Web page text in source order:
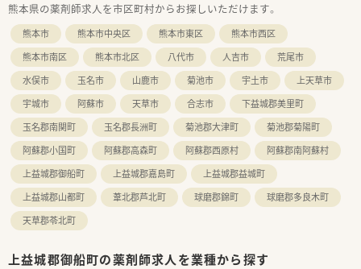
のご経験やスキルを十分に考慮した上で決定させていただきま
■正社員として安定した雇用形態で勤務いただけるほか、賞与は
年2回支給され日々の頑張りがしっかりと還元される仕組みで
す。
■転居を伴う入職を希望される場合には転居費用の補助制度も
用意されており、遠方にお住まいの方でもスムーズな転職が可能
です。
熊本県の薬剤師求人を市区町村からお探しいただけます。
熊本市 熊本市中央区 熊本市東区
熊本市西区
熊本市南区
熊本市北区 八代市 人吉市
荒尾市
水俣市
玉名市 山鹿市 菊池市 宇土市
上天草市
宇城市
阿蘇市 天草市 合志市
下益城郡美里町
玉名郡南関町
玉名郡長洲町 菊池郡大津町
菊池郡菊陽町
阿蘇郡小国町
阿蘇郡高森町 阿蘇郡西原村
阿蘇郡南阿蘇村
上益城郡御船町
上益城郡嘉島町
上益城郡益城町
上益城郡山都町
葦北郡芦北町 球磨郡錦町
球磨郡多良木町
天草郡苓北町
上益城郡御船町の薬剤師求人を業種から探す